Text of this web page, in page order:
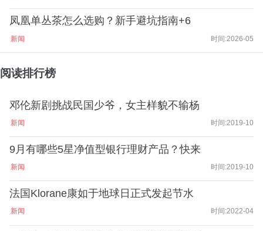
凤凰单丛茶怎么选购？新手避坑指南+6
新闻 时间:2026-05
阅读排行榜
邓伦新剧挑战民国少爷，女主样貌不输杨
新闻 时间:2019-10
9月有哪些5星净值型银行理财产品？快来
新闻 时间:2019-10
法国Klorane康如于地球日正式发起节水
新闻 时间:2022-04